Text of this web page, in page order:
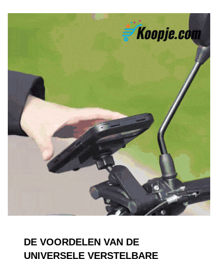
DE VOORDELEN VAN DE
UNIVERSELE VERSTELBARE